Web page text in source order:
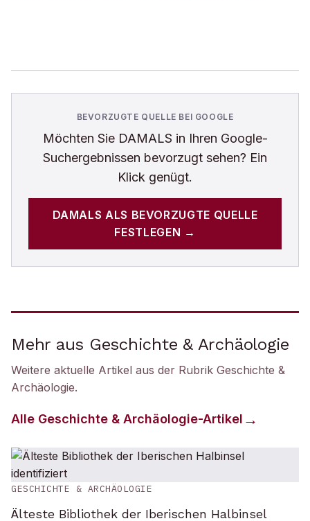
BEVORZUGTE QUELLE BEI GOOGLE
Möchten Sie DAMALS in Ihren Google-
Suchergebnissen bevorzugt sehen? Ein
Klick genügt.
DAMALS ALS BEVORZUGTE QUELLE
FESTLEGEN →
Mehr aus Geschichte & Archäologie
Weitere aktuelle Artikel aus der Rubrik Geschichte &
Archäologie.
Alle Geschichte & Archäologie-Artikel
GESCHICHTE & ARCHÄOLOGIE
Älteste Bibliothek der Iberischen Halbinsel